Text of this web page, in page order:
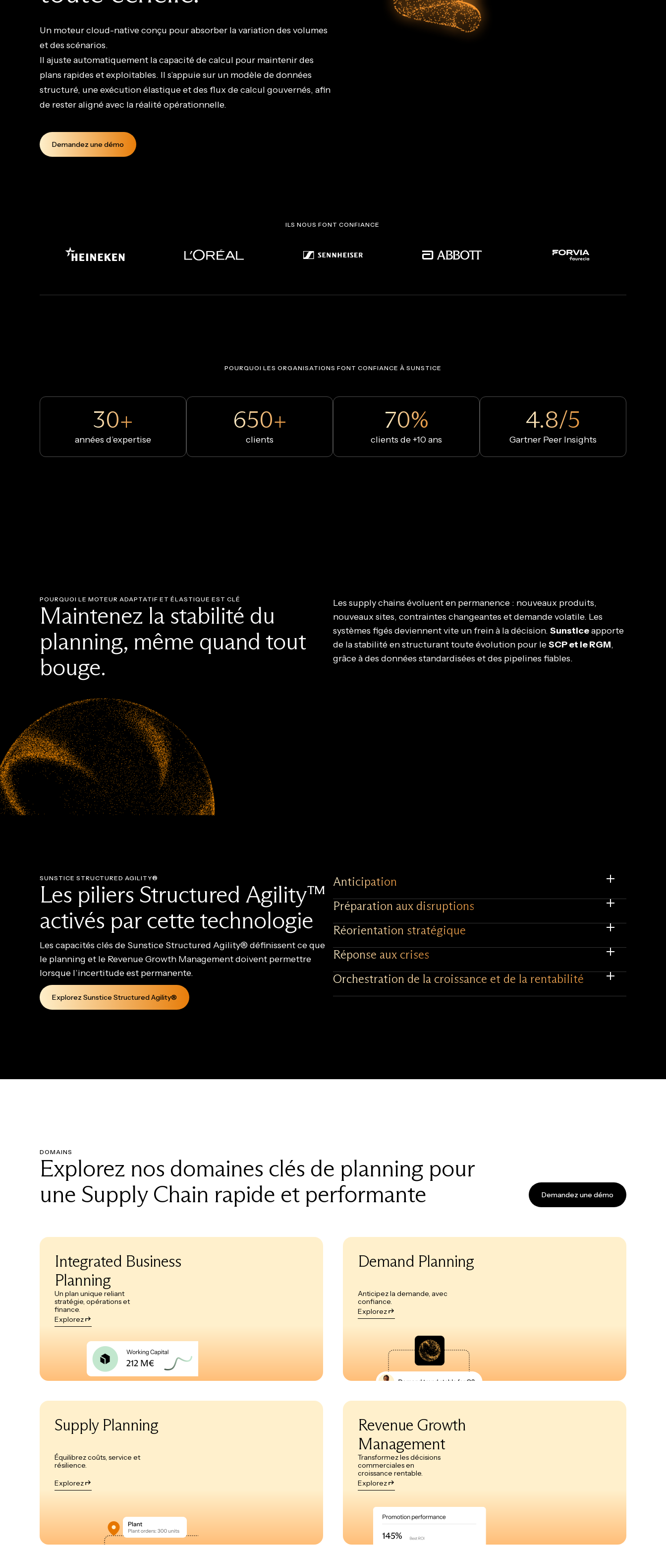
Un moteur cloud-native conçu pour absorber la variation des volumes
et des scénarios.
Il ajuste automatiquement la capacité de calcul pour maintenir des
plans rapides et exploitables. Il s’appuie sur un modèle de données
structuré, une exécution élastique et des flux de calcul gouvernés, afin
de rester aligné avec la réalité opérationnelle.
Demandez une démo
ILS NOUS FONT CONFIANCE
POURQUOI LES ORGANISATIONS FONT CONFIANCE À SUNSTICE
30+
années d’expertise
650+
clients
70%
clients de +10 ans
4.8/5
Gartner Peer Insights
POURQUOI LE MOTEUR ADAPTATIF ET ÉLASTIQUE EST CLÉ
Maintenez la stabilité du
planning, même quand tout
bouge.
Les supply chains évoluent en permanence : nouveaux produits,
nouveaux sites, contraintes changeantes et demande volatile. Les
systèmes figés deviennent vite un frein à la décision. Sunsticeapporte
de la stabilité en structurant toute évolution pour leSCP et le RGM,
grâce à des données standardisées et des pipelines fiables.
SUNSTICE STRUCTURED AGILITY®
Les piliers Structured Agility™
activés par cette technologie
Les capacités clés de Sunstice Structured Agility® définissent ce que
le planning et le Revenue Growth Management doivent permettre
lorsque l’incertitude est permanente.
Explorez Sunstice Structured Agility®
Anticipation
Préparation aux disruptions
Réorientation stratégique
Réponse aux crises
Orchestration de la croissance et de la rentabilité
DOMAINS
Explorez nos domaines clés de planning pour
une Supply Chain rapide et performante
Demandez une démo
Integrated Business
Planning
Un plan unique reliant
stratégie, opérations et
finance.
Explorez
Demand Planning
Anticipez la demande, avec
confiance.
Explorez
Supply Planning
Équilibrez coûts, service et
résilience.
Explorez
Revenue Growth
Management
Transformez les décisions
commerciales en
croissance rentable.
Explorez